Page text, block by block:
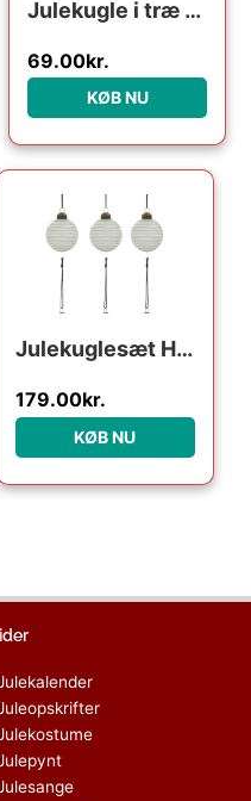
Julekugle i træ – Snemand
69.00kr.
KØB NU
Julekuglesæt House Doctor Lolli Ø6 cm Hvid/Lyserød Glas/Metal
179.00kr.
KØB NU